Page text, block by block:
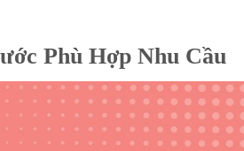
Phù Hợp Nhu Cầu